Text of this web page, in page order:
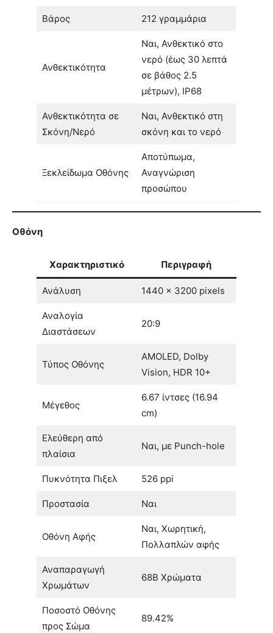
Βάρος 212 γραμμάρια
Ανθεκτικότητα
Ναι, Ανθεκτικό στο
νερό (έως 30 λεπτά
σε βάθος 2.5
μέτρων), IP68
Ανθεκτικότητα σε
Σκόνη/Νερό
Ναι, Ανθεκτικό στη
σκόνη και το νερό
Ξεκλείδωμα Οθόνης
Αποτύπωμα,
Αναγνώριση
προσώπου
Οθόνη
Χαρακτηριστικό Περιγραφή
Ανάλυση 1440 x 3200 pixels
Αναλογία
Διαστάσεων
20:9
Τύπος Οθόνης
AMOLED, Dolby
Vision, HDR 10+
Μέγεθος
6.67 ίντσες (16.94
cm)
Ελεύθερη από
πλαίσια
Ναι, με Punch-hole
Πυκνότητα Πιξελ 526 ppi
Προστασία Ναι
Οθόνη Αφής
Ναι, Χωρητική,
Πολλαπλών αφής
Αναπαραγωγή
Χρωμάτων
68B Χρώματα
Ποσοστό Οθόνης
προς Σώμα
89.42%